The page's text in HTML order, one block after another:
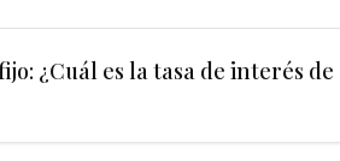
¿Cuál es la tasa de interés de